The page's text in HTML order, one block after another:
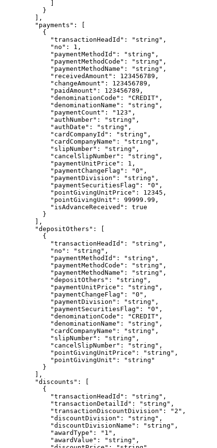
}
],
"payments" : [
{
"transactionHeadId" : " string " ,
"no" : 1 ,
"paymentMethodId" : " string " ,
"paymentMethodCode" : " string " ,
"paymentMethodName" : " string " ,
"receivedAmount" : 123456789 ,
"changeAmount" : 123456789 ,
"paidAmount" : 123456789 ,
"denominationCode" : "CREDIT" ,
"denominationName" : " string " ,
"paymentCount" : " 123 " ,
"authNumber" : " string " ,
"authDate" : " string " ,
"cardCompanyId" : " string " ,
"cardCompanyName" : " string " ,
"slipNumber" : " string " ,
"cancelSlipNumber" : " string " ,
"paymentUnitPrice" : 1 ,
"paymentChangeFlag" : "0 " ,
"paymentDivision" : " string " ,
"paymentSecuritiesFlag" : "0 " ,
"pointGivingUnitPrice" : 12345 ,
"pointGivingUnit" : 99999.99 ,
"isAdvanceReceived" : true
}
],
"depositOthers" : [
{
"transactionHeadId" : " string " ,
"no" : " string " ,
"paymentMethodId" : " string " ,
"paymentMethodCode" : " string " ,
"paymentMethodName" : " string " ,
"depositOthers" : " string " ,
"paymentUnitPrice" : " string " ,
"paymentChangeFlag" : "0 " ,
"paymentDivision" : " string " ,
"paymentSecuritiesFlag" : "0 " ,
"denominationCode" : "CREDIT" ,
"denominationName" : " string " ,
"cardCompanyName" : " string " ,
"slipNumber" : " string " ,
"cancelSlipNumber" : " string " ,
"pointGivingUnitPrice" : " string " ,
"pointGivingUnit" : " string "
}
],
"discounts" : [
{
"transactionHeadId" : " string " ,
"transactionDetailId" : " string " ,
"transactionDiscountDivision" : " 2 " ,
"discountDivision" : " string " ,
"discountDivisionName" : " string " ,
"awardType" : " 1 " ,
"awardValue" : " string " ,